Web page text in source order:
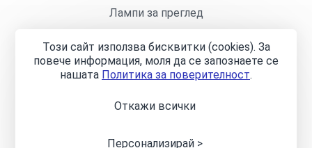
Лампи за преглед
Лекарски столчета
Карта на сайта
Този сайт използва бисквитки (cookies). За
повече информация, моля да се запознаете се
нашaтa Политика за поверителност.
Откажи всички
Персонализирай >